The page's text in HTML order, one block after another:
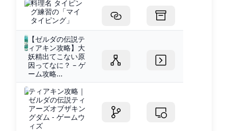
料理名 タイピン
グ練習の「マイ
タイピング」
【ゼルダの伝説テ
ィアキン攻略】大
妖精出てこない原
因ってなに？ – ゲ
ーム攻略...
ティアキン攻略｜
ゼルダの伝説ティ
アーズオブザキン
グダム - ゲームウ
ィズ